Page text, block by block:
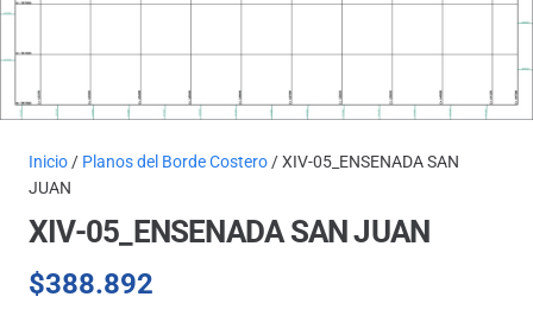
Inicio/ Planos del Borde Costero/ XIV-05_ENSENADA SAN
JUAN
XIV-05_ENSENADA SAN JUAN
$388.892